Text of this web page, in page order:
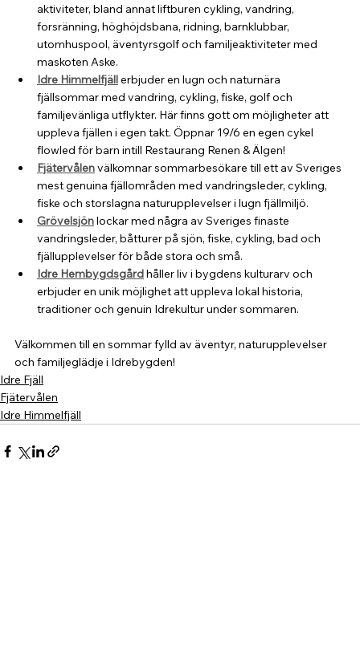
aktiviteter, bland annat liftburen cykling, vandring,
forsränning, höghöjdsbana, ridning, barnklubbar,
utomhuspool, äventyrsgolf och familjeaktiviteter med
maskoten Aske.
Idre Himmelfjäll erbjuder en lugn och naturnära
fjällsommar med vandring, cykling, fiske, golf och
familjevänliga utflykter. Här finns gott om möjligheter att
uppleva fjällen i egen takt. Öppnar 19/6 en egen cykel
flowled för barn intill Restaurang Renen & Älgen!
Fjätervålen välkomnar sommarbesökare till ett av Sveriges
mest genuina fjällområden med vandringsleder, cykling,
fiske och storslagna naturupplevelser i lugn fjällmiljö.
Grövelsjön lockar med några av Sveriges finaste
vandringsleder, båtturer på sjön, fiske, cykling, bad och
fjällupplevelser för både stora och små.
Idre Hembygdsgård håller liv i bygdens kulturarv och
erbjuder en unik möjlighet att uppleva lokal historia,
traditioner och genuin Idrekultur under sommaren.
Välkommen till en sommar fylld av äventyr, naturupplevelser
och familjeglädje i Idrebygden!
Idre Fjäll
Fjätervålen
Idre Himmelfjäll